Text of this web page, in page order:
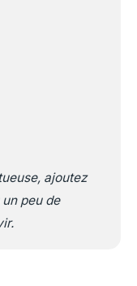
ajoutez
peu de